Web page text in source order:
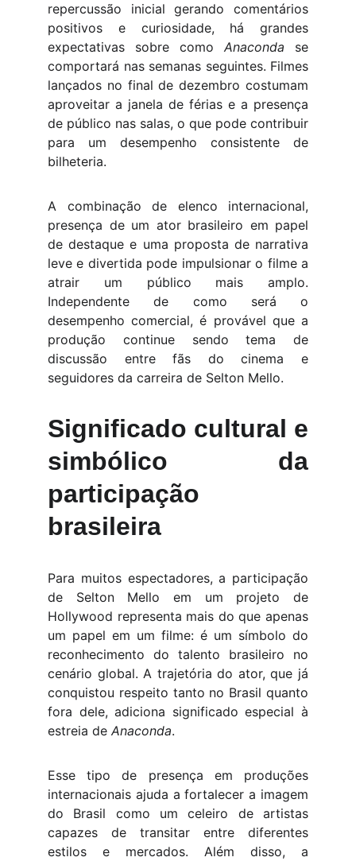
repercussão inicial gerando comentários
positivos e curiosidade, há grandes
expectativas sobre como Anaconda se
comportará nas semanas seguintes. Filmes
lançados no final de dezembro costumam
aproveitar a janela de férias e a presença
de público nas salas, o que pode contribuir
para um desempenho consistente de
bilheteria.
A combinação de elenco internacional,
presença de um ator brasileiro em papel
de destaque e uma proposta de narrativa
leve e divertida pode impulsionar o filme a
atrair um público mais amplo.
Independente de como será o
desempenho comercial, é provável que a
produção continue sendo tema de
discussão entre fãs do cinema e
seguidores da carreira de Selton Mello.
Significado cultural e
simbólico da
participação
brasileira
Para muitos espectadores, a participação
de Selton Mello em um projeto de
Hollywood representa mais do que apenas
um papel em um filme: é um símbolo do
reconhecimento do talento brasileiro no
cenário global. A trajetória do ator, que já
conquistou respeito tanto no Brasil quanto
fora dele, adiciona significado especial à
estreia de Anaconda.
Esse tipo de presença em produções
internacionais ajuda a fortalecer a imagem
do Brasil como um celeiro de artistas
capazes de transitar entre diferentes
estilos e mercados. Além disso, a